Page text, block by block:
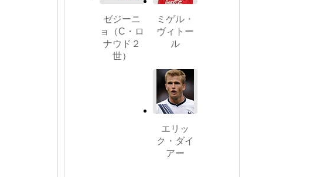
ゼジーニ
ョ（C・ロ
ナウド２
世）
ミゲル・
ヴィトー
ル
エリッ
ク・ダイ
アー